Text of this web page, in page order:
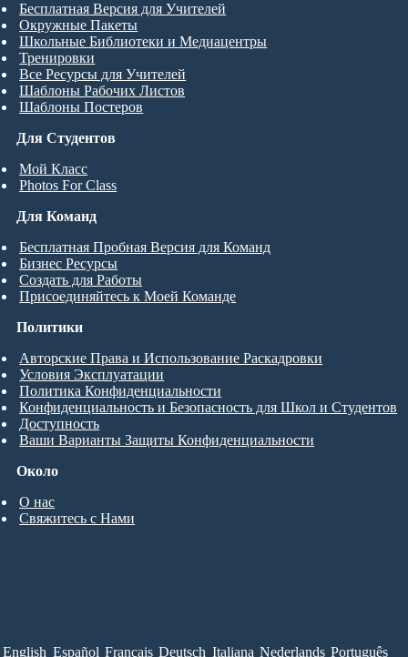
Для Студентов
Мой Класс
Photos For Class
Бесплатная Версия для Учителей
Окружные Пакеты
Школьные Библиотеки и Медиацентры
Тренировки
Все Ресурсы для Учителей
Шаблоны Рабочих Листов
Шаблоны Постеров
Для Команд
Бесплатная Пробная Версия для Команд
Бизнес Ресурсы
Создать для Работы
Присоединяйтесь к Моей Команде
Около
О нас
Свяжитесь с Нами
Политики
Авторские Права и Использование Раскадровки
Условия Эксплуатации
Политика Конфиденциальности
Конфиденциальность и Безопасность для Школ и Студентов
Доступность
Ваши Варианты Защиты Конфиденциальности
English Español Français Deutsch Italiana Nederlands Português